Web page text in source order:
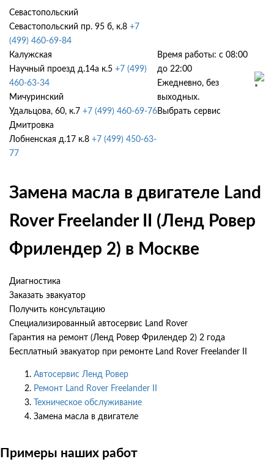
Севастопольский
Севастопольский пр. 95 б, к.8 +7
(499) 460-69-84
Калужская
Научный проезд д.14а к.5 +7 (499)
460-63-34
Мичуринский
Удальцова, 60, к.7 +7 (499) 460-69-76
Дмитровка
Лобненская д.17 к.8 +7 (499) 450-63-
77
Время работы: с 08:00
до 22:00
Ежедневно, без
выходных.
Выбрать сервис
Замена масла в двигателе Land
Rover Freelander II (Ленд Ровер
Фрилендер 2) в Москве
Диагностика
Заказать эвакуатор
Получить консультацию
Специализированный автосервис Land Rover
Гарантия на ремонт (Ленд Ровер Фрилендер 2) 2 года
Бесплатный эвакуатор при ремонте Land Rover Freelander II
Автосервис Ленд Ровер
Ремонт Land Rover Freelander II
Техническое обслуживание
Замена масла в двигателе
Примеры наших работ